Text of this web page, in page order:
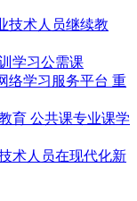
技术人员继续教
学习公需课
络学习服务平台 重
育 公共课专业课学
术人员在现代化新